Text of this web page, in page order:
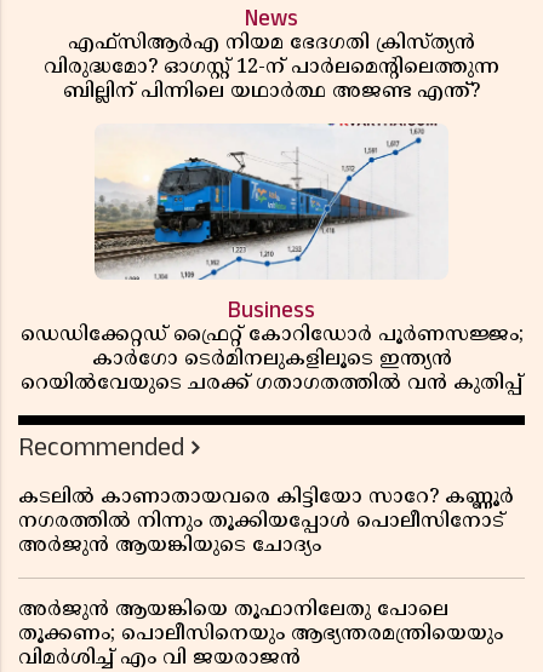
News
എഫ്സിആർഎ നിയമ ഭേദഗതി ക്രിസ്ത്യൻ
വിരുദ്ധമോ? ഓഗസ്റ്റ് 12-ന് പാർലമെന്റിലെത്തുന്ന
ബില്ലിന് പിന്നിലെ യഥാർത്ഥ അജണ്ട എന്ത്?
Business
ഡെഡിക്കേറ്റഡ് ഫ്രൈറ്റ് കോറിഡോർ പൂർണസജ്ജം;
കാർഗോ ടെർമിനലുകളിലൂടെ ഇന്ത്യൻ
റെയിൽവേയുടെ ചരക്ക് ഗതാഗതത്തിൽ വൻ കുതിപ്പ്
Recommended
കടലിൽ കാണാതായവരെ കിട്ടിയോ സാറേ? കണ്ണൂർ
നഗരത്തിൽ നിന്നും തൂക്കിയപ്പോൾ പൊലീസിനോട്
അർജുൻ ആയങ്കിയുടെ ചോദ്യം
അർജുൻ ആയങ്കിയെ തൂഫാനിലേതു പോലെ
തൂക്കണം; പൊലീസിനെയും ആഭ്യന്തരമന്ത്രിയെയും
വിമർശിച്ച് എം വി ജയരാജൻ